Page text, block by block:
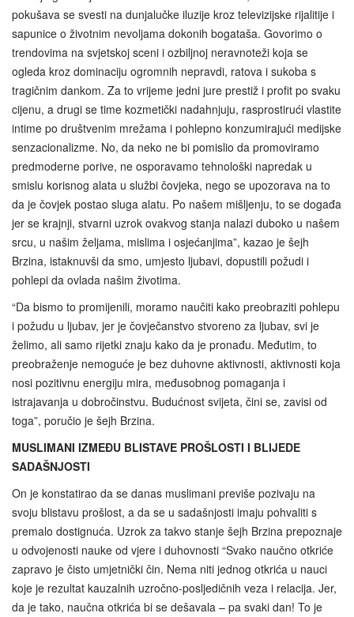
pokušava se svesti na dunjalučke iluzije kroz televizijske rijalitije i
sapunice o životnim nevoljama dokonih bogataša. Govorimo o
trendovima na svjetskoj sceni i ozbiljnoj neravnoteži koja se
ogleda kroz dominaciju ogromnih nepravdi, ratova i sukoba s
tragičnim dankom. Za to vrijeme jedni jure prestiž i profit po svaku
cijenu, a drugi se time kozmetički nadahnjuju, rasprostirući vlastite
intime po društvenim mrežama i pohlepno konzumirajući medijske
senzacionalizme. No, da neko ne bi pomislio da promoviramo
predmoderne porive, ne osporavamo tehnološki napredak u
smislu korisnog alata u službi čovjeka, nego se upozorava na to
da je čovjek postao sluga alatu. Po našem mišljenju, to se događa
jer se krajnji, stvarni uzrok ovakvog stanja nalazi duboko u našem
srcu, u našim željama, mislima i osjećanjima”, kazao je šejh
Brzina, istaknuvši da smo, umjesto ljubavi, dopustili požudi i
pohlepi da ovlada našim životima.
“Da bismo to promijenili, moramo naučiti kako preobraziti pohlepu
i požudu u ljubav, jer je čovječanstvo stvoreno za ljubav, svi je
želimo, ali samo rijetki znaju kako da je pronađu. Međutim, to
preobraženje nemoguće je bez duhovne aktivnosti, aktivnosti koja
nosi pozitivnu energiju mira, međusobnog pomaganja i
istrajavanja u dobročinstvu. Budućnost svijeta, čini se, zavisi od
toga”, poručio je šejh Brzina.
MUSLIMANI IZMEĐU BLISTAVE PROŠLOSTI I BLIJEDE
SADAŠNJOSTI
On je konstatirao da se danas muslimani previše pozivaju na
svoju blistavu prošlost, a da se u sadašnjosti imaju pohvaliti s
premalo dostignuća. Uzrok za takvo stanje šejh Brzina prepoznaje
u odvojenosti nauke od vjere i duhovnosti “Svako naučno otkriće
zapravo je čisto umjetnički čin. Nema niti jednog otkrića u nauci
koje je rezultat kauzalnih uzročno-posljedičnih veza i relacija. Jer,
da je tako, naučna otkrića bi se dešavala – pa svaki dan! To je